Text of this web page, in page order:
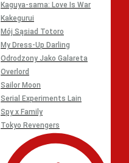
Kaguya-sama: Love Is War
Kakegurui
Mój Sąsiad Totoro
My Dress-Up Darling
Odrodzony Jako Galareta
Overlord
Sailor Moon
Serial Experiments Lain
Spy x Family
Tokyo Revengers